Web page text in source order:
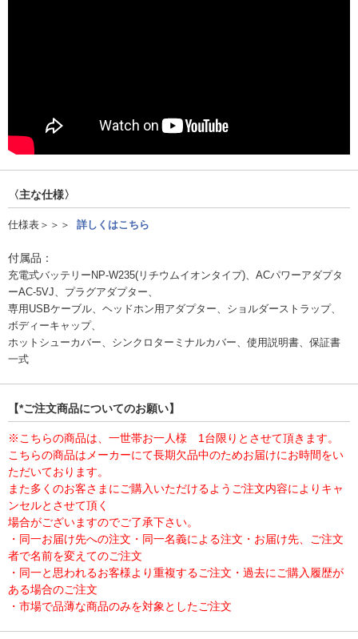
〈主な仕様〉
仕様表＞＞＞ 詳しくはこちら
付属品：
充電式バッテリーNP-W235(リチウムイオンタイプ)、ACパワーアダプタ
ーAC-5VJ、プラグアダプター、
専用USBケーブル、ヘッドホン用アダプター、ショルダーストラップ、
ボディーキャップ、
ホットシューカバー、シンクロターミナルカバー、使用説明書、保証書
一式
【*ご注文商品についてのお願い】
※こちらの商品は、一世帯お一人様 1台限りとさせて頂きます。
こちらの商品はメーカーにて長期欠品中のためお届けにお時間をい
ただいております。
また多くのお客さまにご購入いただけるようご注文内容によりキャ
ンセルとさせて頂く
場合がございますのでご了承下さい。
・同一お届け先への注文・同一名義による注文・お届け先、ご注文
者で名前を変えてのご注文
・同一と思われるお客様より重複するご注文・過去にご購入履歴が
ある場合のご注文
・市場で品薄な商品のみを対象としたご注文